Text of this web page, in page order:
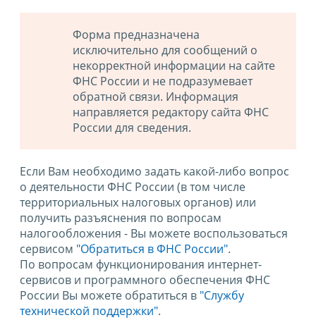
Форма предназначена
исключительно для сообщений о
некорректной информации на сайте
ФНС России и не подразумевает
обратной связи. Информация
направляется редактору сайта ФНС
России для сведения.
Если Вам необходимо задать какой-либо вопрос
о деятельности ФНС России (в том числе
территориальных налоговых органов) или
получить разъяснения по вопросам
налогообложения - Вы можете воспользоваться
сервисом "Обратиться в ФНС России".
По вопросам функционирования интернет-
сервисов и программного обеспечения ФНС
России Вы можете обратиться в "Службу
технической поддержки".